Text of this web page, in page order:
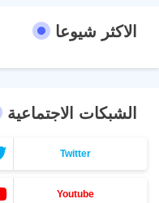
الاكثر شيوعا
الشبكات الاجتماعية
Twitter
Youtube